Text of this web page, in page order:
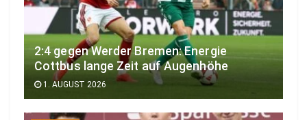
2:4 gegen Werder Bremen: Energie
Cottbus lange Zeit auf Augenhöhe
1. AUGUST 2026